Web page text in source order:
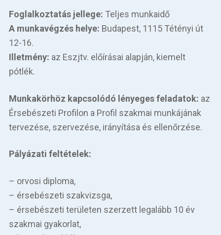
Foglalkoztatás jellege: Teljes munkaidő
A munkavégzés helye: Budapest, 1115 Tétényi út
12-16.
Illetmény: az Eszjtv. előírásai alapján, kiemelt
pótlék.
Munkakörhöz kapcsolódó lényeges feladatok: az
Érsebészeti Profilon a Profil szakmai munkájának
tervezése, szervezése, irányítása és ellenőrzése.
Pályázati feltételek:
– orvosi diploma,
– érsebészeti szakvizsga,
– érsebészeti területen szerzett legalább 10 év
szakmai gyakorlat,